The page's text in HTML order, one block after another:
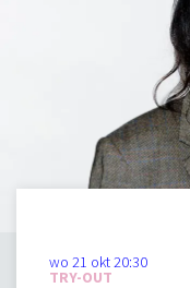
TRY-OUT
wo 21 okt20:30